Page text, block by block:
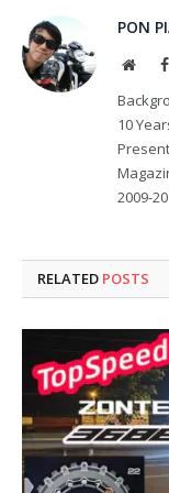
PON
10
2009-
RELATED POSTS